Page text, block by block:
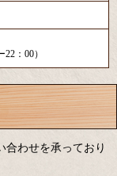
：00）
合わせを承っており